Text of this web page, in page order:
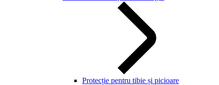
Protecție pentru tibie și picioare